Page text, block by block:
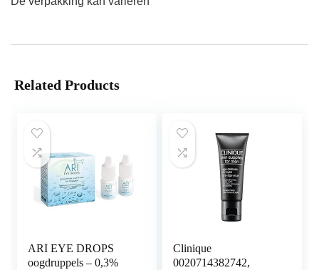
Related Products
ARI EYE DROPS
oogdruppels – 0,3%
Clinique
0020714382742,